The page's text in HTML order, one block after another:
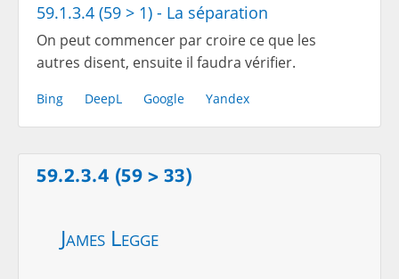
59.1.3.4 (59 > 1) - La séparation
On peut commencer par croire ce que les
autres disent, ensuite il faudra vérifier.
Bing DeepL Google Yandex
59.2.3.4 (59 > 33)
James Legge